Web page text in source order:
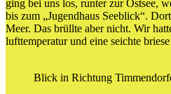
ging bei uns los, runter zur Ostsee,
bis zum „Jugendhaus Seeblick“.
Meer. Das brüllte aber nicht. Wir
lufttemperatur und eine seichte
Blick in Richtung